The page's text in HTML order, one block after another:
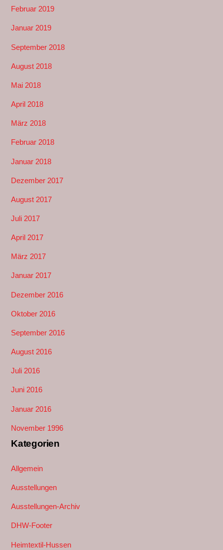
Februar 2019
Januar 2019
September 2018
August 2018
Mai 2018
April 2018
März 2018
Februar 2018
Januar 2018
Dezember 2017
August 2017
Juli 2017
April 2017
März 2017
Januar 2017
Dezember 2016
Oktober 2016
September 2016
August 2016
Juli 2016
Juni 2016
Januar 2016
November 1996
Kategorien
Allgemein
Ausstellungen
Ausstellungen-Archiv
DHW-Footer
Heimtextil-Hussen